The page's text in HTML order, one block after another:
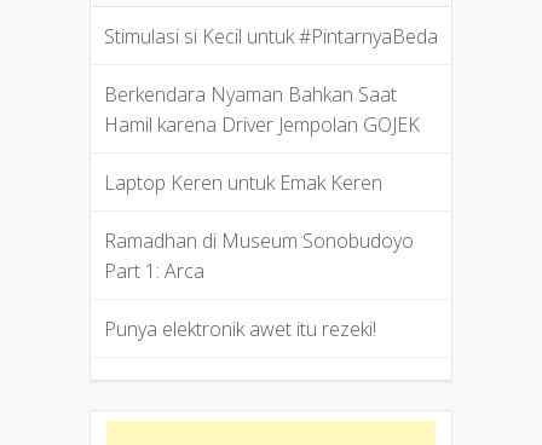
Stimulasi si Kecil untuk #PintarnyaBeda
Berkendara Nyaman Bahkan Saat
Hamil karena Driver Jempolan GOJEK
Laptop Keren untuk Emak Keren
Ramadhan di Museum Sonobudoyo
Part 1: Arca
Punya elektronik awet itu rezeki!